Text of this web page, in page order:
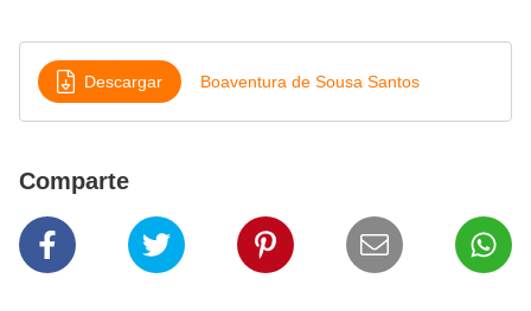
Descargar Boaventura de Sousa Santos
Comparte